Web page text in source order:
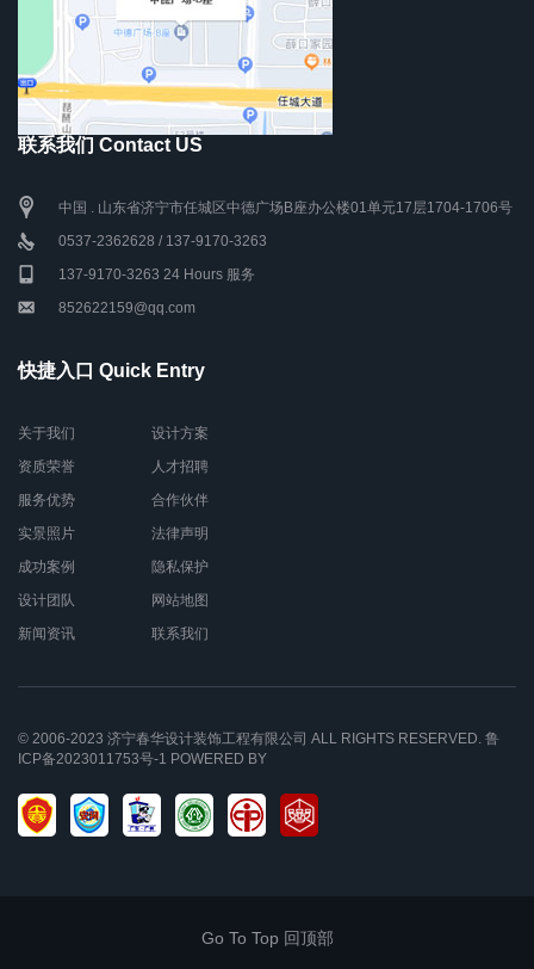
联系我们 Contact US
中国 . 山东省济宁市任城区中德广场B座办公楼01单元17层1704-1706号
0537-2362628 / 137-9170-3263
137-9170-3263 24 Hours 服务
852622159@qq.com
快捷入口 Quick Entry
关于我们
资质荣誉
服务优势
实景照片
成功案例
设计团队
新闻资讯
设计方案
人才招聘
合作伙伴
法律声明
隐私保护
网站地图
联系我们
© 2006-2023 济宁春华设计装饰工程有限公司 ALL RIGHTS RESERVED. 鲁
ICP备2023011753号-1 POWERED BY
Go To Top 回顶部